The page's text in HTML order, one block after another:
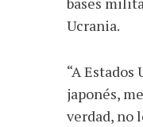
Ucrania.
“A
japonés,
verdad, no